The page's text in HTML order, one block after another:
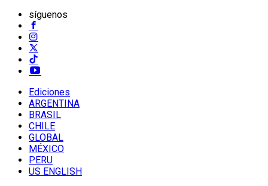
síguenos
Ediciones
ARGENTINA
BRASIL
CHILE
GLOBAL
MÉXICO
PERU
US ENGLISH